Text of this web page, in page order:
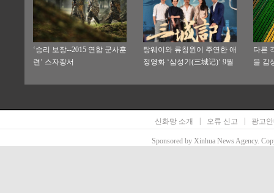
‘승리 보장--2015 연합 군사훈
련’ 스자좡서
탕웨이와 류칭윈이 주연한 애
정영화 ‘삼성기(三城记)’ 9월
다른
을 감